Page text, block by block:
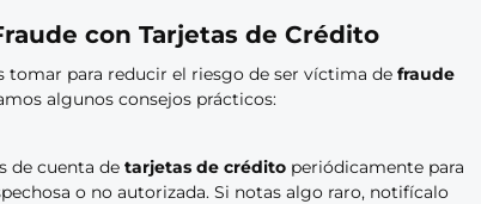
con Tarjetas de Crédito
tomar para reducir el riesgo de ser víctima de fraude
algunos consejos prácticos:
de cuenta de tarjetas de crédito periódicamente para
o no autorizada. Si notas algo raro, notifícalo